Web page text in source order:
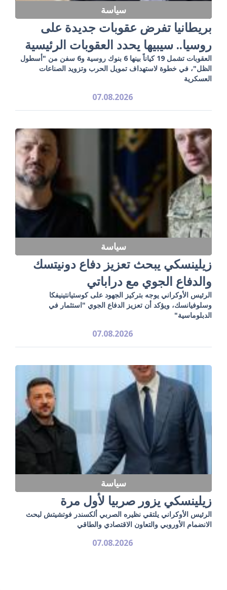
سياسة
بريطانيا تفرض عقوبات جديدة على
روسيا.. سيبيها يحدد العقوبات الرئيسية
العقوبات تشمل 19 كياناً بينها 6 بنوك روسية و6 سفن من "أسطول
الظل"، في خطوة لاستهداف تمويل الحرب وتزويد الصناعات
العسكرية
07.08.2026
سياسة
زيلينسكي يبحث تعزيز دفاع دونيتسك
والدفاع الجوي مع دراباتي
الرئيس الأوكراني يوجه بتركيز الجهود على كوستيانتينيفكا
وسلوفيانسك، ويؤكد أن تعزيز الدفاع الجوي "استثمار في
الدبلوماسية"
07.08.2026
سياسة
زيلينسكي يزور صربيا لأول مرة
الرئيس الأوكراني يلتقي نظيره الصربي ألكسندر فوتشيتش لبحث
الانضمام الأوروبي والتعاون الاقتصادي والطاقي
07.08.2026